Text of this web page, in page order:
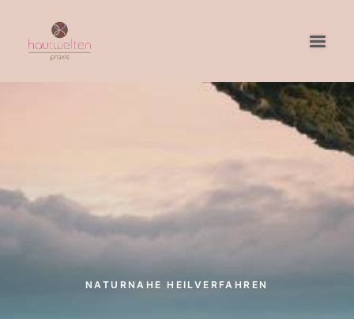
Karriere
04207 - 699 805
NATURNAHE HEILVERFAHREN